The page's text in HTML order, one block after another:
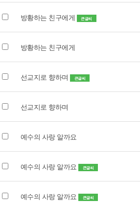
방황하는 친구에게 큰글씨
방황하는 친구에게
선교지로 향하며 큰글씨
선교지로 향하며
예수의 사랑 알까요
예수의 사랑 알까요 큰글씨
예수의 사랑 알까요 큰글씨